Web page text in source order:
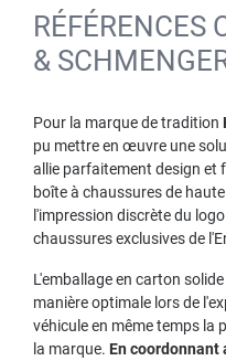
RÉFÉRENCES
&
Pour la marque de tradition
pu mettre en œuvre une
allie parfaitement design et
boîte à chaussures de
l'impression discrète du
chaussures exclusives de
L'emballage en carton
manière optimale lors de
véhicule en même temps la
la marque. En coordonnant